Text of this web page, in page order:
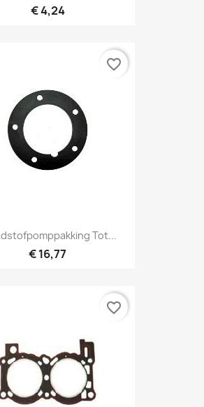
€ 4,24
Tot...
€ 16,77
favorite_border
favorite_border